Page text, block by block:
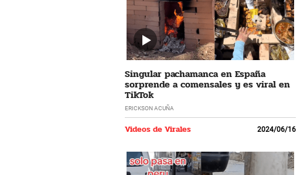
Singular pachamanca en España
sorprende a comensales y es viral en
TikTok
ERICKSON ACUÑA
Videos de Virales 2024/06/16